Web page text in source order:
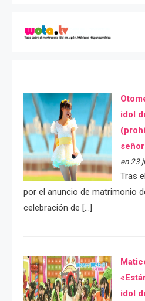
idol
en 23
Tras
por el anuncio de matrimonio
celebración de […]
idol